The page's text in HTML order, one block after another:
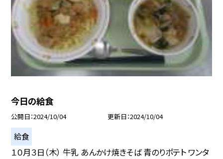
今日の給食
公開日 2024/10/04 更新日 2024/10/04
給食
１０月３日（木） 牛乳 あんかけ焼きそば 青のりポテト ワンタ